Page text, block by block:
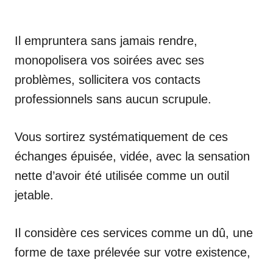
Il empruntera sans jamais rendre,
monopolisera vos soirées avec ses
problèmes, sollicitera vos contacts
professionnels sans aucun scrupule.
Vous sortirez systématiquement de ces
échanges épuisée, vidée, avec la sensation
nette d’avoir été utilisée comme un outil
jetable.
Il considère ces services comme un dû, une
forme de taxe prélevée sur votre existence,